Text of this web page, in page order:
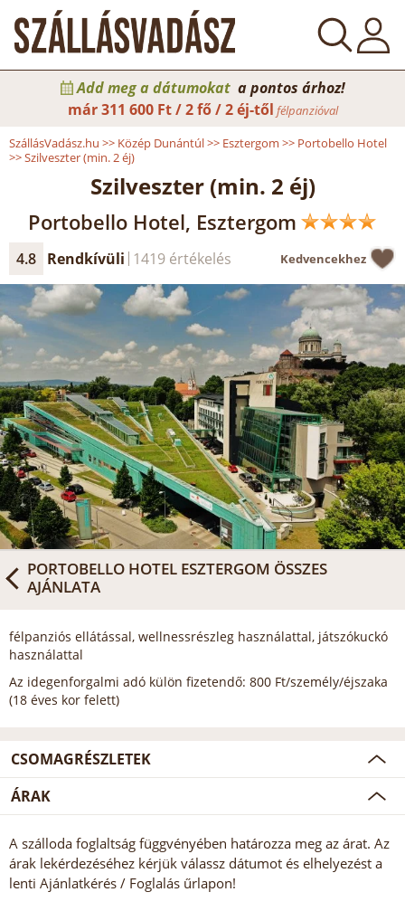
Add meg a dátumokat a pontos árhoz!
már311 600 Ft / 2 fő / 2 éj-től félpanzióval
SzállásVadász.hu >> Közép Dunántúl>> Esztergom >> Portobello Hotel
>>Szilveszter (min. 2 éj)
Szilveszter (min. 2 éj)
Portobello Hotel, Esztergom
4.8 Rendkívüli 1419 értékelés Kedvencekhez
PORTOBELLO HOTEL ESZTERGOM ÖSSZES
AJÁNLATA
félpanziós ellátással, wellnessrészleg használattal, játszókuckó
használattal
Az idegenforgalmi adó külön fizetendő: 800 Ft/személy/éjszaka
(18 éves kor felett)
CSOMAGRÉSZLETEK
ÁRAK
A szálloda foglaltság függvényében határozza meg az árat. Az
árak lekérdezéséhez kérjük válassz dátumot és elhelyezést a
lenti Ajánlatkérés / Foglalás űrlapon!